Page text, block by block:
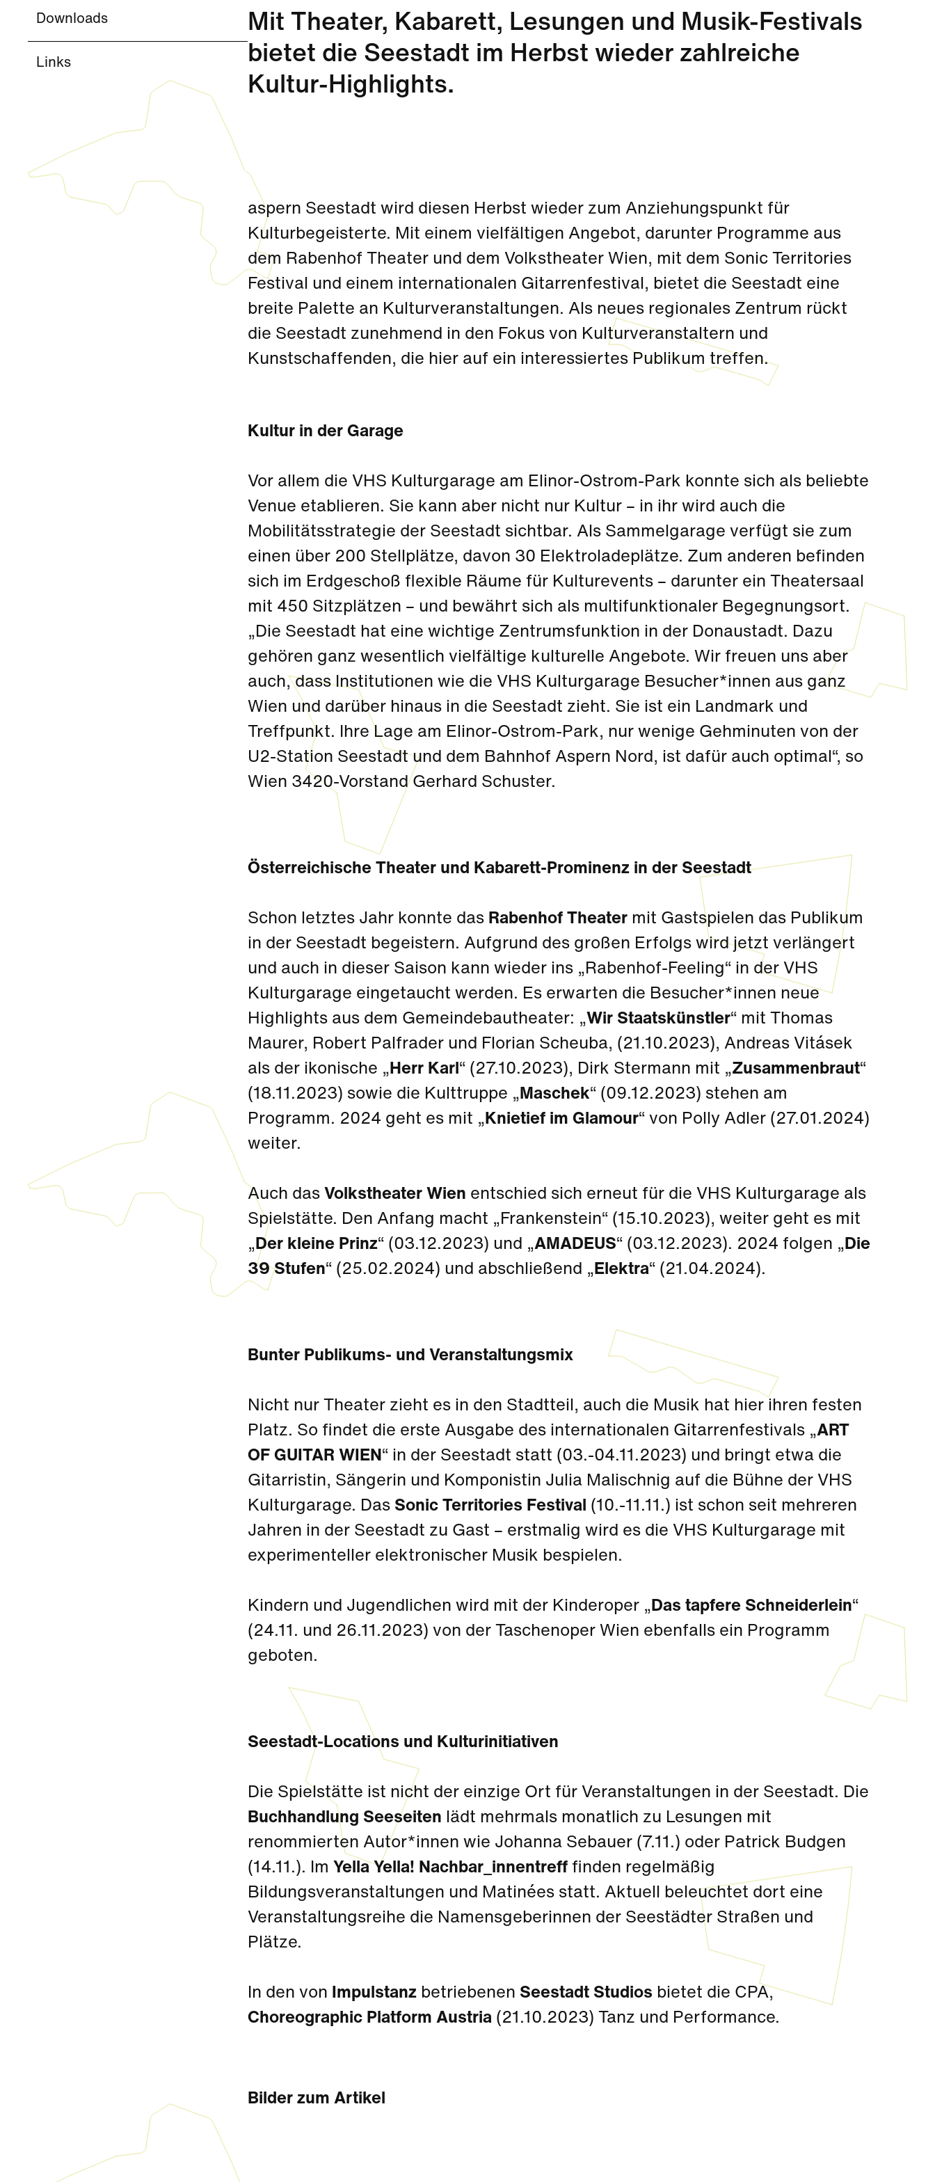
Downloads
Links
Mit Theater, Kabarett, Lesungen und Musik-Festivals
bietet die Seestadt im Herbst wieder zahlreiche
Kultur-Highlights.
aspern Seestadt wird diesen Herbst wieder zum Anziehungspunkt für
Kulturbegeisterte. Mit einem vielfältigen Angebot, darunter Programme aus
dem Rabenhof Theater und dem Volkstheater Wien, mit dem Sonic Territories
Festival und einem internationalen Gitarrenfestival, bietet die Seestadt eine
breite Palette an Kulturveranstaltungen. Als neues regionales Zentrum rückt
die Seestadt zunehmend in den Fokus von Kulturveranstaltern und
Kunstschaffenden, die hier auf ein interessiertes Publikum treffen.
Kultur in der Garage
Vor allem die VHS Kulturgarage am Elinor-Ostrom-Park konnte sich als beliebte
Venue etablieren. Sie kann aber nicht nur Kultur – in ihr wird auch die
Mobilitätsstrategie der Seestadt sichtbar. Als Sammelgarage verfügt sie zum
einen über 200 Stellplätze, davon 30 Elektroladeplätze. Zum anderen befinden
sich im Erdgeschoß flexible Räume für Kulturevents – darunter ein Theatersaal
mit 450 Sitzplätzen – und bewährt sich als multifunktionaler Begegnungsort.
„Die Seestadt hat eine wichtige Zentrumsfunktion in der Donaustadt. Dazu
gehören ganz wesentlich vielfältige kulturelle Angebote. Wir freuen uns aber
auch, dass Institutionen wie die VHS Kulturgarage Besucher*innen aus ganz
Wien und darüber hinaus in die Seestadt zieht. Sie ist ein Landmark und
Treffpunkt. Ihre Lage am Elinor-Ostrom-Park, nur wenige Gehminuten von der
U2-Station Seestadt und dem Bahnhof Aspern Nord, ist dafür auch optimal“, so
Wien 3420-Vorstand Gerhard Schuster.
Österreichische Theater und Kabarett-Prominenz in der Seestadt
Schon letztes Jahr konnte das Rabenhof Theater mit Gastspielen das Publikum
in der Seestadt begeistern. Aufgrund des großen Erfolgs wird jetzt verlängert
und auch in dieser Saison kann wieder ins „Rabenhof-Feeling“ in der VHS
Kulturgarage eingetaucht werden. Es erwarten die Besucher*innen neue
Highlights aus dem Gemeindebautheater: „Wir Staatskünstler“ mit Thomas
Maurer, Robert Palfrader und Florian Scheuba, (21.10.2023), Andreas Vitásek
als der ikonische „Herr Karl“ (27.10.2023), Dirk Stermann mit „Zusammenbraut“
(18.11.2023) sowie die Kulttruppe „Maschek“ (09.12.2023) stehen am
Programm. 2024 geht es mit „Knietief im Glamour“ von Polly Adler (27.01.2024)
weiter.
Auch das Volkstheater Wien entschied sich erneut für die VHS Kulturgarage als
Spielstätte. Den Anfang macht „Frankenstein“ (15.10.2023), weiter geht es mit
„Der kleine Prinz“ (03.12.2023) und „AMADEUS“ (03.12.2023). 2024 folgen „Die
39 Stufen“ (25.02.2024) und abschließend „Elektra“ (21.04.2024).
Bunter Publikums- und Veranstaltungsmix
Nicht nur Theater zieht es in den Stadtteil, auch die Musik hat hier ihren festen
Platz. So findet die erste Ausgabe des internationalen Gitarrenfestivals „ART
OF GUITAR WIEN“ in der Seestadt statt (03.-04.11.2023) und bringt etwa die
Gitarristin, Sängerin und Komponistin Julia Malischnig auf die Bühne der VHS
Kulturgarage. Das Sonic Territories Festival (10.-11.11.) ist schon seit mehreren
Jahren in der Seestadt zu Gast – erstmalig wird es die VHS Kulturgarage mit
experimenteller elektronischer Musik bespielen.
Kindern und Jugendlichen wird mit der Kinderoper „Das tapfere Schneiderlein“
(24.11. und 26.11.2023) von der Taschenoper Wien ebenfalls ein Programm
geboten.
Seestadt-Locations und Kulturinitiativen
Die Spielstätte ist nicht der einzige Ort für Veranstaltungen in der Seestadt. Die
Buchhandlung Seeseiten lädt mehrmals monatlich zu Lesungen mit
renommierten Autor*innen wie Johanna Sebauer (7.11.) oder Patrick Budgen
(14.11.). Im Yella Yella! Nachbar_innentreff finden regelmäßig
Bildungsveranstaltungen und Matinées statt. Aktuell beleuchtet dort eine
Veranstaltungsreihe die Namensgeberinnen der Seestädter Straßen und
Plätze.
In den von Impulstanz betriebenen Seestadt Studios bietet die CPA,
Choreographic Platform Austria (21.10.2023) Tanz und Performance.
Bilder zum Artikel